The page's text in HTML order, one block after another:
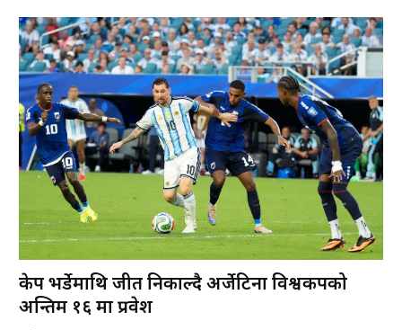
केप भर्डेमाथि जीत निकाल्दै अर्जेटिना विश्वकपको
अन्तिम १६ मा प्रवेश